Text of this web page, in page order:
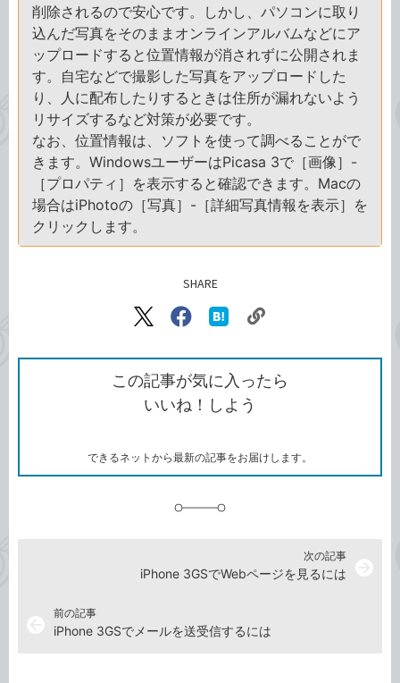
削除されるので安心です。しかし、パソコンに取り
込んだ写真をそのままオンラインアルバムなどにア
ップロードすると位置情報が消されずに公開されま
す。自宅などで撮影した写真をアップロードした
り、人に配布したりするときは住所が漏れないよう
リサイズするなど対策が必要です。
なお、位置情報は、ソフトを使って調べることがで
きます。WindowsユーザーはPicasa 3で［画像］-
［プロパティ］を表示すると確認できます。Macの
場合はiPhotoの［写真］-［詳細写真情報を表示］を
クリックします。
SHARE
X（旧
で
シ
ェ
ア
Facebook
シ
ェ
ア
な
ブ
ッ
ク
ク
ク
を
コ
この記事が気に入ったら
いいね！しよう
できるネットから最新の記事をお届けします。
前の記事
iPhone 3GSでメールを送受信するには
次の記事
iPhone 3GSでWebページを見るには